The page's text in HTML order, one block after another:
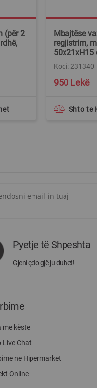
(për 2
Mbajtëse
regjistrim,
50x21xH15
950 Lekë
Kodi: 231340
Shto te
Pyetje të Shpeshta
Gjeni çdo gjë ju duhet!
me këste
Live Chat
ne Hipermarket
Online